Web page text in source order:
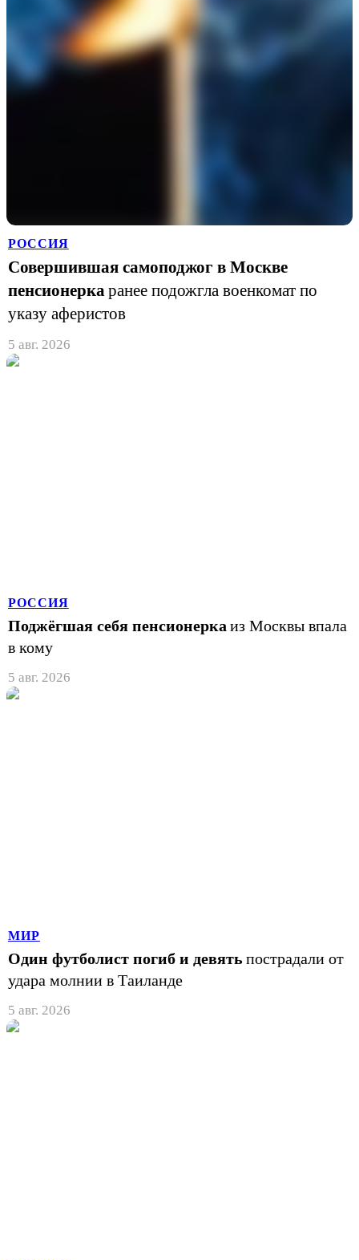
РОССИЯ
Совершившая самоподжог в Москве
пенсионерка ранее подожгла военкомат по
указу аферистов
5 авг. 2026
РОССИЯ
Поджёгшая себя пенсионерка из Москвы впала
в кому
5 авг. 2026
МИР
Один футболист погиб и девять пострадали от
удара молнии в Таиланде
5 авг. 2026